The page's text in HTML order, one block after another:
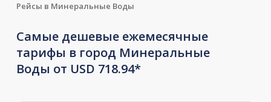
Рейсы в Минеральные Воды
Самые дешевые ежемесячные
тарифы в город Минеральные
Воды от USD 718.94*